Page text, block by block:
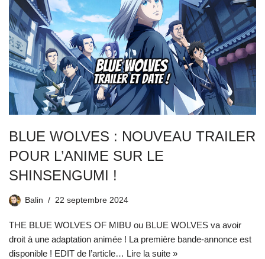
BLUE WOLVES : NOUVEAU TRAILER
POUR L’ANIME SUR LE
SHINSENGUMI !
Balin 22 septembre 2024
THE BLUE WOLVES OF MIBU ou BLUE WOLVES va avoir
droit à une adaptation animée ! La première bande-annonce est
disponible ! EDIT de l’article… Lire la suite »